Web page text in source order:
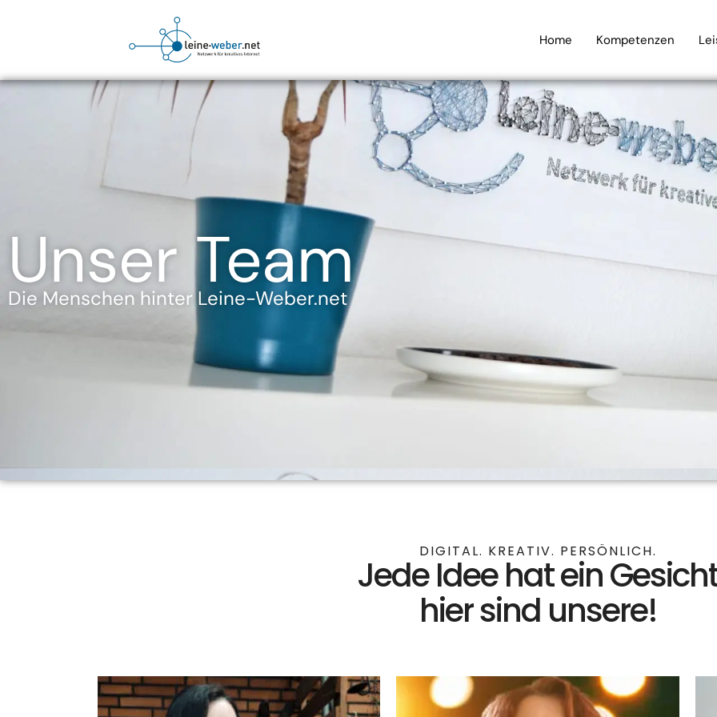
Home Kompetenzen
Unser Team
Die Menschen hinter Leine-Weber.net
DIGITAL. KREATIV. PERSÖNLICH.
Jede Idee hat ein
hier sind unsere!